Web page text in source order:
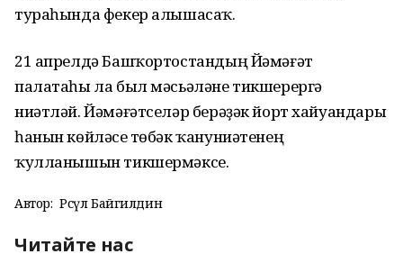
тураһында фекер алышасаҡ.
21 апрелдә Башҡортостандың Йәмәғәт
палатаһы ла был мәсьәләне тикшерергә
ниәтләй. Йәмәғәтселәр берәҙәк йорт хайуандары
һанын көйләүсе төбәк ҡануниәтенең
ҡулланышын тикшермәксе.
Автор: Рәсүл Байгилдин
Читайте нас